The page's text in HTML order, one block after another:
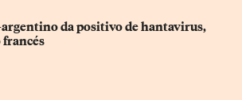
da positivo de hantavirus,